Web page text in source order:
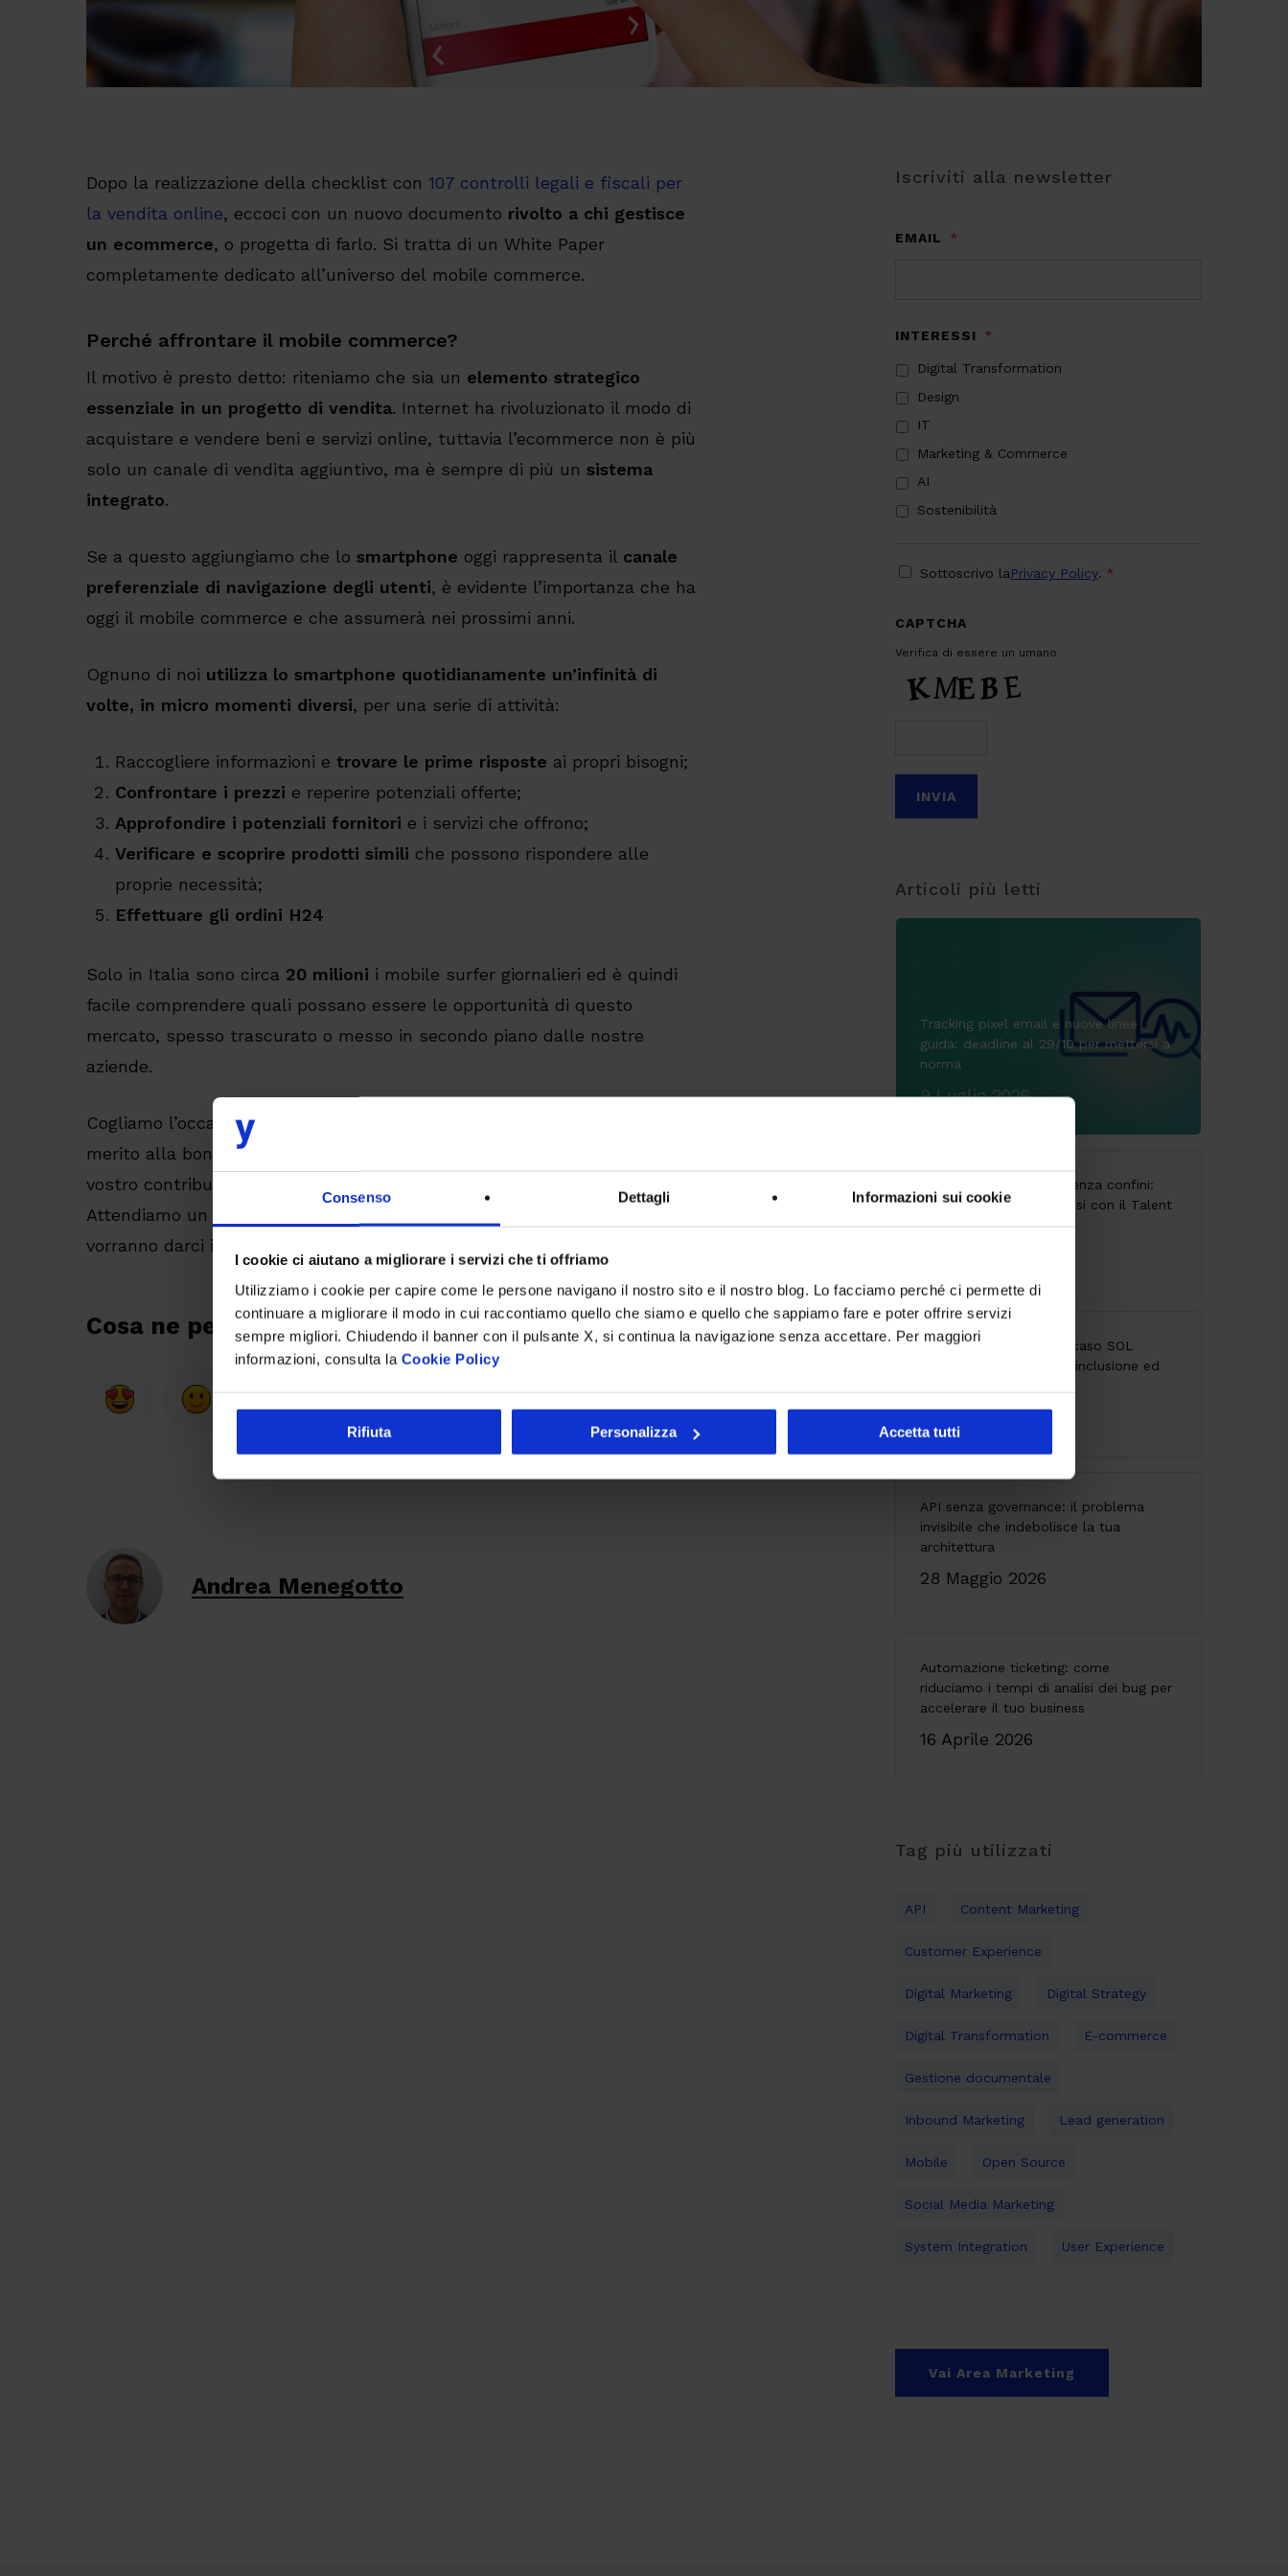
Consenso Dettagli Informazioni sui cookie
I cookie ci aiutano a migliorare i servizi che ti offriamo
Utilizziamo i cookie per capire come le persone navigano il nostro sito e il nostro blog. Lo facciamo perché ci permette di
continuare a migliorare il modo in cui raccontiamo quello che siamo e quello che sappiamo fare e poter offrire servizi
sempre migliori. Chiudendo il banner con il pulsante X, si continua la navigazione senza accettare. Per maggiori
informazioni, consulta la Cookie Policy
Rifiuta Personalizza Accetta tutti
Dopo la realizzazione della checklist con 107 controlli legali e fiscali per
la vendita online, eccoci con un nuovo documento rivolto a chi gestisce
un ecommerce, o progetta di farlo. Si tratta di un White Paper
completamente dedicato all’universo del mobile commerce.
Perché affrontare il mobile commerce?
Il motivo è presto detto: riteniamo che sia un elemento strategico
essenziale in un progetto di vendita. Internet ha rivoluzionato il modo di
acquistare e vendere beni e servizi online, tuttavia l’ecommerce non è più
solo un canale di vendita aggiuntivo, ma è sempre di più un sistema
integrato.
Se a questo aggiungiamo che lo smartphone oggi rappresenta il canale
preferenziale di navigazione degli utenti, è evidente l’importanza che ha
oggi il mobile commerce e che assumerà nei prossimi anni.
Ognuno di noi utilizza lo smartphone quotidianamente un’infinità di
volte, in micro momenti diversi, per una serie di attività:
Raccogliere informazioni e trovare le prime risposte ai propri bisogni;
Confrontare i prezzi e reperire potenziali offerte;
Approfondire i potenziali fornitori e i servizi che offrono;
Verificare e scoprire prodotti simili che possono rispondere alle
proprie necessità;
Effettuare gli ordini H24
Solo in Italia sono circa 20 milioni i mobile surfer giornalieri ed è quindi
facile comprendere quali possano essere le opportunità di questo
mercato, spesso trascurato o messo in secondo piano dalle nostre
aziende.
Cogliamo l’occasione per invitare il lettore a fornirci eventuali feedback in
merito alla bontà del contenuto scrivendoci a
vostro contributo potremo continuare a migliorare questo documento.
Attendiamo un vostro feedback e grazie fin d’ora a tutti coloro che
vorranno darci il loro apporto!
Cosa ne pensi dell'articolo?
Andrea Menegotto
Iscriviti alla newsletter
EMAIL *
INTERESSI *
Digital Transformation
Design
IT
Marketing & Commerce
AI
Sostenibilità
PRIVACY
Sottoscrivo laPrivacy Policy. *
CAPTCHA
Verifica di essere un umano
Articoli più letti
Tracking pixel email e nuove linee
guida: deadline al 29/10 per mettersi a
norma
9 Luglio 2026
CodyLab, formazione senza confini:
Italia e Camerun connessi con il Talent
Accelerator Program
Accessibilità digitale: il caso SOL
Veritas tra innovazione, inclusione ed
API senza governance: il problema
invisibile che indebolisce la tua
architettura
28 Maggio 2026
Automazione ticketing: come
riduciamo i tempi di analisi dei bug per
accelerare il tuo business
16 Aprile 2026
Tag più utilizzati
API Content Marketing
Customer Experience
Digital Marketing Digital Strategy
Digital Transformation E-commerce
Gestione documentale
Inbound Marketing Lead generation
Mobile Open Source
Social Media Marketing
System Integration User Experience
Vai Area Marketing